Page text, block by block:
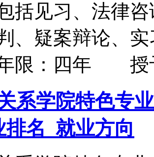
括见习、法律
、疑案辩论、
限：四年 授
系学院特色专
排名_就业方向